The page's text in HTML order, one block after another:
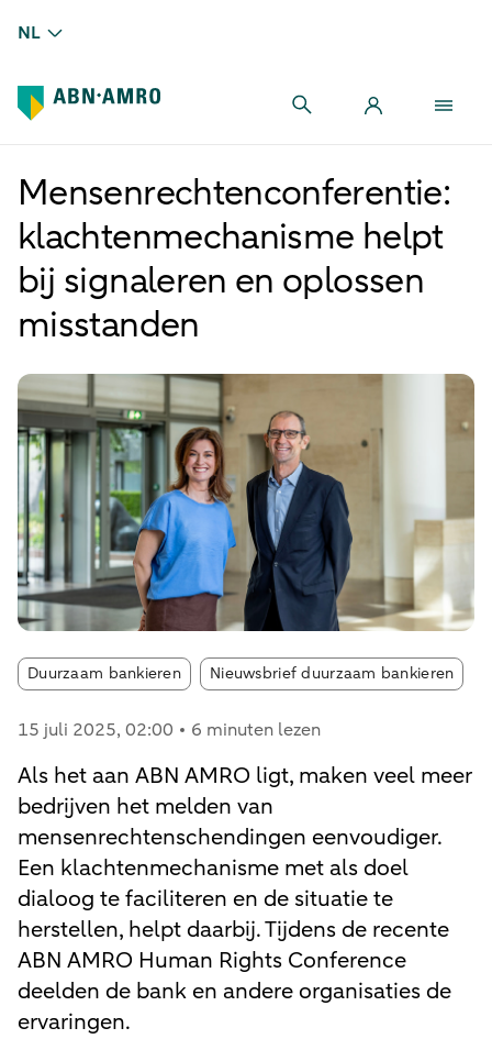
NL
Mensenrechtenconferentie:
klachtenmechanisme helpt
bij signaleren en oplossen
misstanden
Duurzaam bankieren Article tags:
Nieuwsbrief duurzaam bankieren
15 juli 2025, 02:00 6 minuten lezen
Als het aan ABN AMRO ligt, maken veel meer
bedrijven het melden van
mensenrechtenschendingen eenvoudiger.
Een klachtenmechanisme met als doel
dialoog te faciliteren en de situatie te
herstellen, helpt daarbij. Tijdens de recente
ABN AMRO Human Rights Conference
deelden de bank en andere organisaties de
ervaringen.